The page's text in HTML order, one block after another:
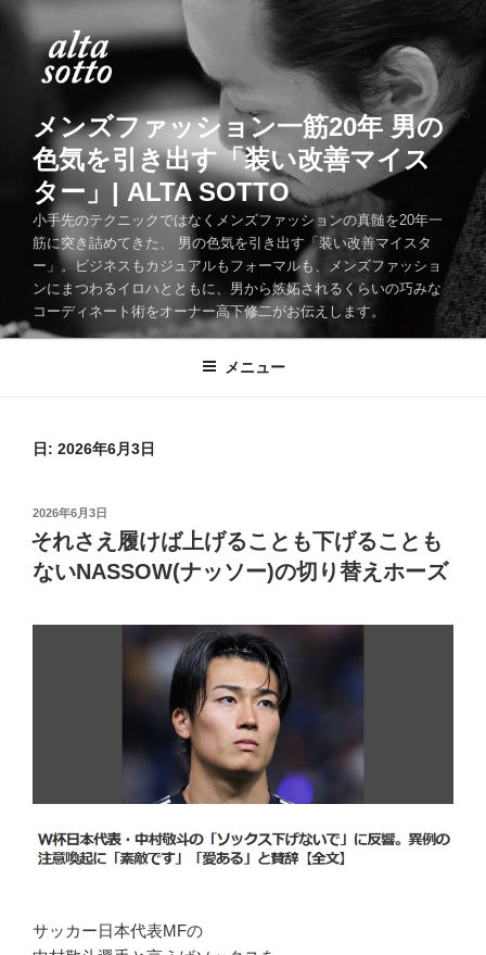
メンズファッション一筋20年 男の
色気を引き出す「装い改善マイス
ター」| ALTA SOTTO
小手先のテクニックではなくメンズファッションの真髄を20年一
筋に突き詰めてきた、 男の色気を引き出す「装い改善マイスタ
ー」。ビジネスもカジュアルもフォーマルも、メンズファッショ
ンにまつわるイロハとともに、男から嫉妬されるくらいの巧みな
コーディネート術をオーナー高下修二がお伝えします。
メニュー
日: 2026年6月3日
投
稿
日:
2026年6月3日
それさえ履けば上げることも下げることも
ないNASSOW(ナッソー)の切り替えホーズ
サッカー日本代表MFの